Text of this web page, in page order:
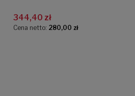
344,40 zł
Cena netto: 280,00 zł